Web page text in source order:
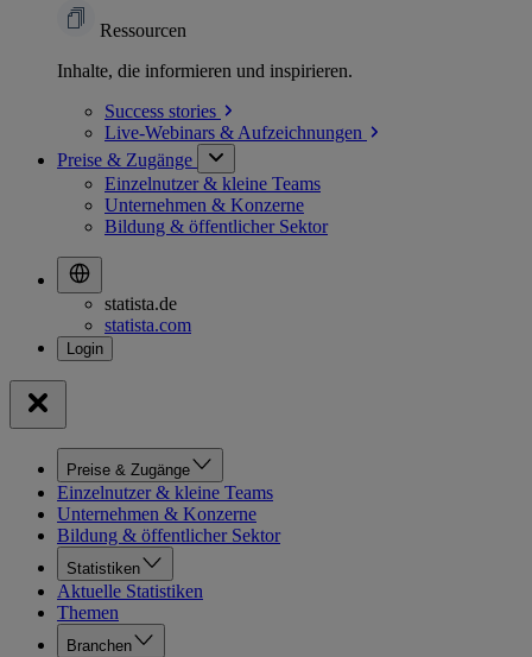
Ressourcen
Inhalte, die informieren und inspirieren.
Success stories
Live-Webinars & Aufzeichnungen
Preise & Zugänge
Einzelnutzer & kleine Teams
Unternehmen & Konzerne
Bildung & öffentlicher Sektor
statista.de
statista.com
Preise & Zugänge
Einzelnutzer & kleine Teams
Unternehmen & Konzerne
Bildung & öffentlicher Sektor
Statistiken
Aktuelle Statistiken
Themen
Branchen